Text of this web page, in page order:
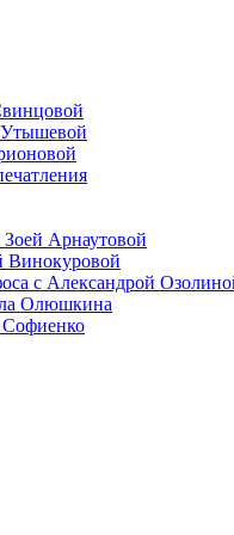
Арнаутовой
Винокуровой
с Александрой
Олюшкина
Софиенко